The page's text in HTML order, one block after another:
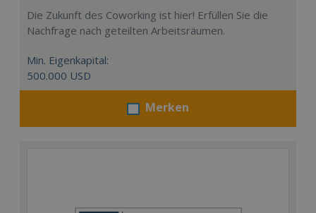
Die Zukunft des Coworking ist hier! Erfüllen Sie die
Nachfrage nach geteilten Arbeitsräumen.
Min. Eigenkapital:
500.000 USD
Merken